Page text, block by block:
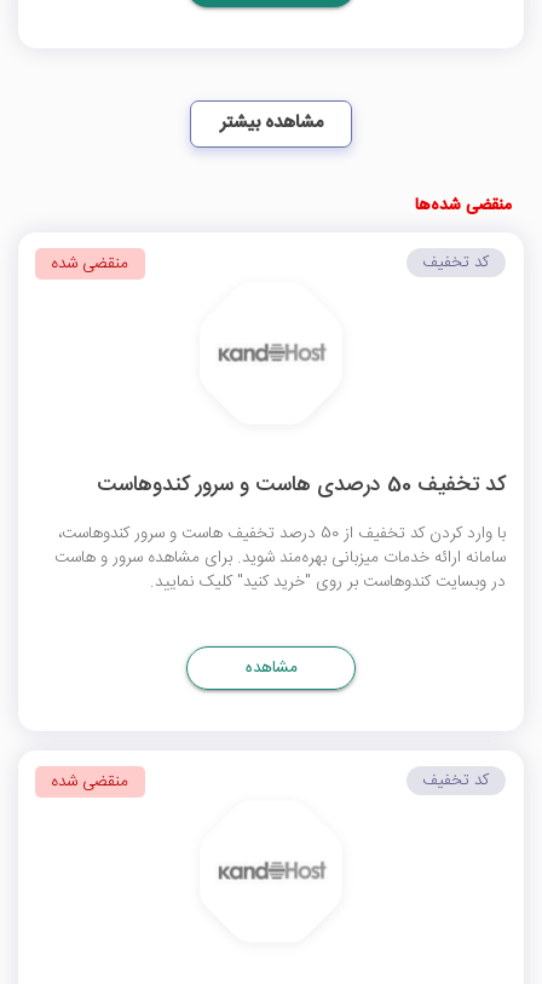
مشاهده بیشتر
منقضی شده‌ها
کد تخفیف 50 درصدی هاست و سرور کندوهاست
با وارد کردن کد تخفیف از 50 درصد تخفیف هاست و سرور کندوهاست،
سامانه ارائه خدمات میزبانی بهره‌مند شوید. برای مشاهده سرور و هاست
در وبسایت کندوهاست بر روی "خرید کنید" کلیک نمایید.
کد تخفیف منقضی شده
مشاهده
کد تخفیف منقضی شده